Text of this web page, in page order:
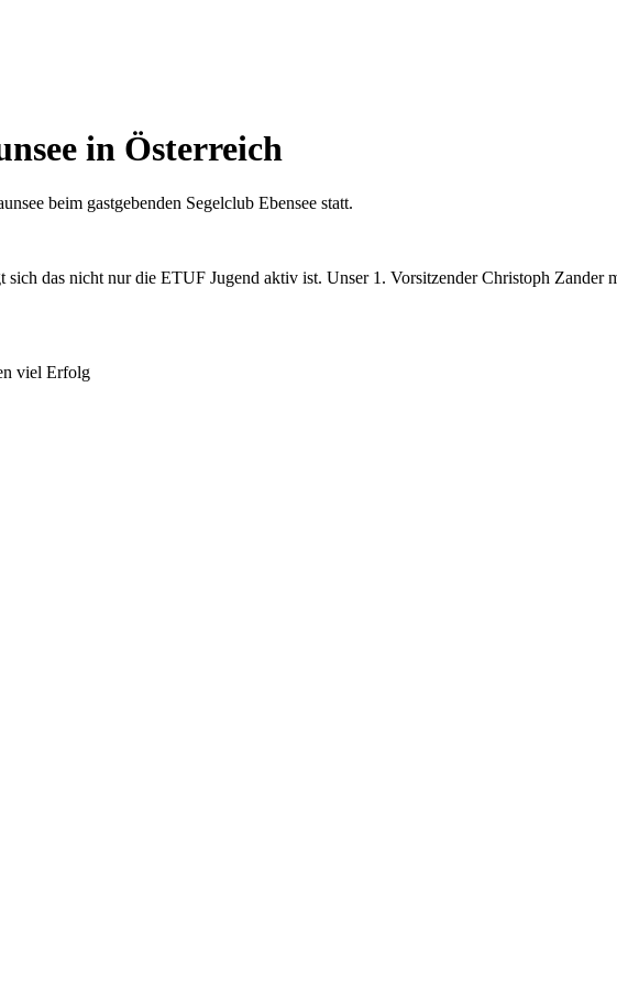
in Österreich
beim gastgebenden Segelclub Ebensee statt.
das nicht nur die ETUF Jugend aktiv ist. Unser 1. Vorsitzender Christoph Zander
viel Erfolg